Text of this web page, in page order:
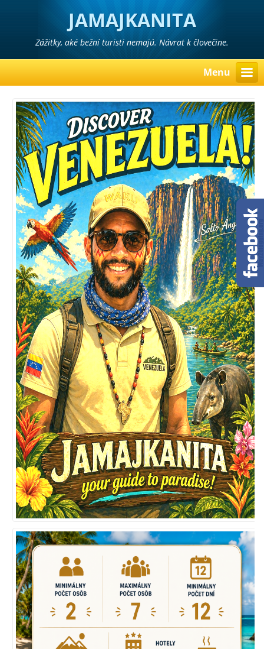
JAMAJKANITA
Zážitky, aké bežní turisti nemajú. Návrat k človečine.
Menu